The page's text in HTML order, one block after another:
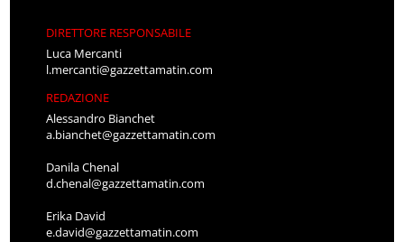
DIRETTORE RESPONSABILE
Luca Mercanti
l.mercanti@gazzettamatin.com
REDAZIONE
Alessandro Bianchet
a.bianchet@gazzettamatin.com
Danila Chenal
d.chenal@gazzettamatin.com
Erika David
e.david@gazzettamatin.com